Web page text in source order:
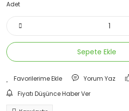
Adet
Sepete Ekle
Yorum Yaz
Fiyatı Düşünce Haber Ver